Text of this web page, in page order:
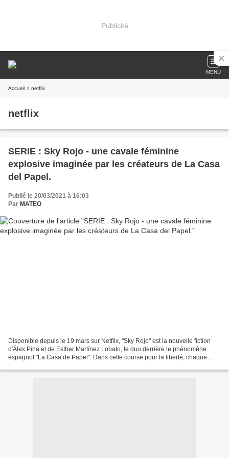
Publicité
MENU
Accueil » netflix
netflix
SERIE : Sky Rojo - une cavale féminine
explosive imaginée par les créateurs de La Casa
del Papel.
Publié le 20/03/2021 à 16:03
Par MATEO
Disponible depuis le 19 mars sur Netflix, "Sky Rojo" est la nouvelle fiction
d'Álex Pina et de Esther Martínez Lobato, le duo derrière le phénomène
espagnol "La Casa de Papel". Dans cette course pour la liberté, chaque